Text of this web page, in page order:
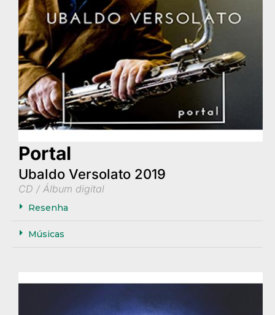
Portal
Ubaldo Versolato 2019
CD / Álbum digital
Resenha
Músicas